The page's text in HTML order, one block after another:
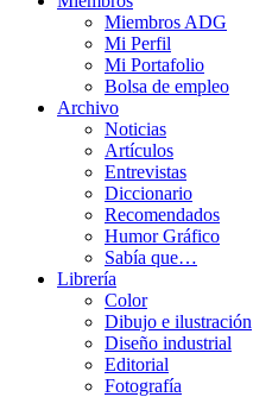
Miembros ADG
Mi Perfil
Mi Portafolio
Bolsa de empleo
Archivo
Noticias
Artículos
Entrevistas
Diccionario
Recomendados
Humor Gráfico
Sabía que…
Librería
Color
Dibujo e ilustración
Diseño industrial
Editorial
Fotografía